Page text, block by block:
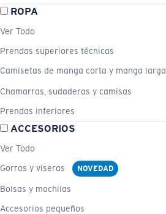
ROPA
Ver Todo
Prendas superiores técnicas
Camisetas de manga corta y manga larga
Chamarras, sudaderas y camisas
Prendas inferiores
ACCESORIOS
Ver Todo
Gorras y viseras
NOVEDAD
Bolsas y mochilas
Accesorios pequeños